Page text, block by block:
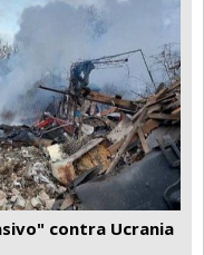
contra Ucrania